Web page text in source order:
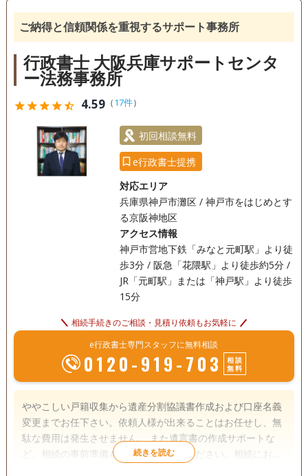
ご納得と信頼関係を重視するサポート事務所
行政書士 大阪兵庫サポートセンタ
ー法務事務所
starstarstarstarstar_half 4.59（17件）
初回相談無料
e行政書士提携
対応エリア
兵庫県神戸市灘区 / 神戸市をはじめとす
る京阪神地区
アクセス情報
神戸市営地下鉄「みなと元町駅」より徒
歩3分 / 阪急「花隈駅」より徒歩約5分 /
JR「元町駅」または「神戸駅」より徒歩
15分
相続手続きのご相談・見積り依頼もお気軽に
e行政書士専門スタッフに無料相談
0120-919-703
相談
無料
ややこしい戸籍収集から遺産分割協議書作成および口座名義
変更までお任下さい。依頼人様が出来ることはお任せし、無
駄な費用は発生させません。 また遺言書の作成サポートな
ど、相続の事前準備もお気軽にご相談ください。相続におい